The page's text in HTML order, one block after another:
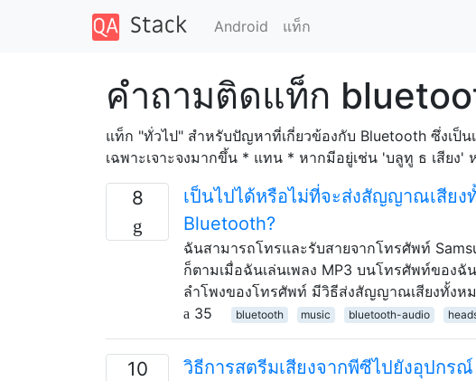
Android แท็ก
คำถามติดแท็ก
แท็ก "ทั่วไป" สำหรับปัญหาที่เกี่ยวข้องกับ Bluetooth ซึ่งเป็
เฉพาะเจาะจงมากขึ้น * แทน * หากมีอยู่เช่น 'บลูทู ธ เสียง'
8
เป็นไปได้หรือไม่ที่จะส่งสัญญาณเสียง
Bluetooth?
ฉันสามารถโทรและรับสายจากโทรศัพท์
ก็ตามเมื่อฉันเล่นเพลง MP3 บนโทรศัพท์ของฉั
ลำโพงของโทรศัพท์ มีวิธีส่งสัญญาณเสียงทั้งห
35
bluetooth music bluetooth-audio
10 วิธีการสตรีมเสียงจากพีซีไปยังอุปกร